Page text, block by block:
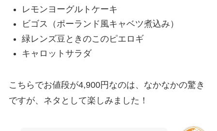
レモンヨーグルトケーキ
ビゴス（ポーランド風キャベツ煮込み）
緑レンズ豆ときのこのピエロギ
キャロットサラダ
こちらでお値段が4,900円なのは、なかなかの驚き
ですが、ネタとして楽しみました！